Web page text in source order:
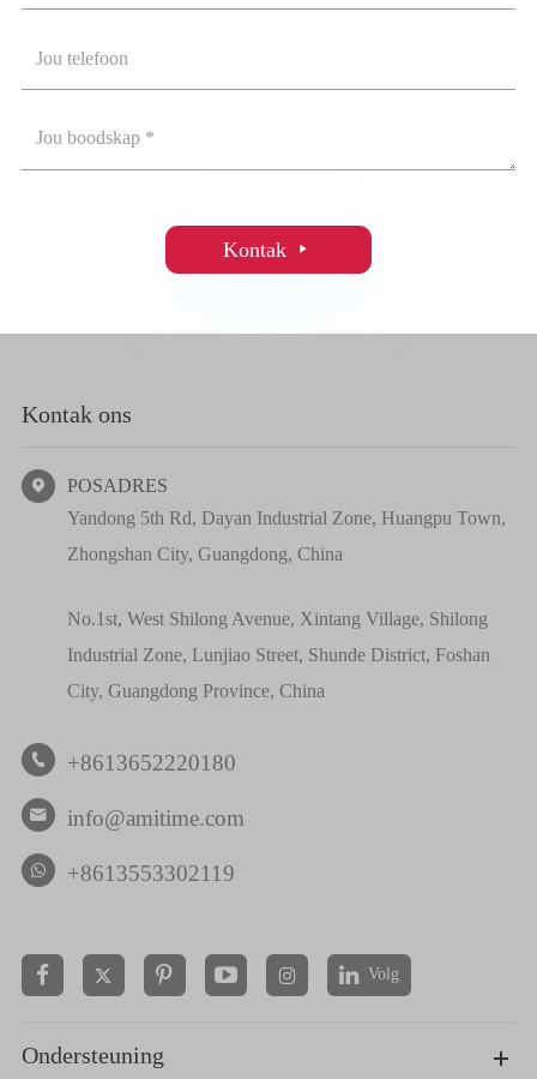
Kontak 
Kontak ons

POSADRES
Yandong 5th Rd, Dayan Industrial Zone, Huangpu Town,
Zhongshan City, Guangdong, China
No.1st, West Shilong Avenue, Xintang Village, Shilong
Industrial Zone, Lunjiao Street, Shunde District, Foshan
City, Guangdong Province, China
 +8613652220180
 info@amitime.com
+8613553302119
  Volg
Ondersteuning